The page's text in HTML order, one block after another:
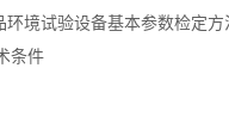
环境试验设备基本参数检定
条件